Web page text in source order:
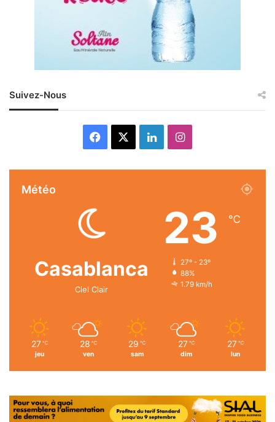
Suivez-Nous
Facebook LinkedinInstagram
Météo
Casablanca
Ciel Clair
23 ℃
27º - 23º
88%
1.79 km/h
27 ℃
jeu
28 ℃
ven
29 ℃
sam
27 ℃
dim
27 ℃
lun